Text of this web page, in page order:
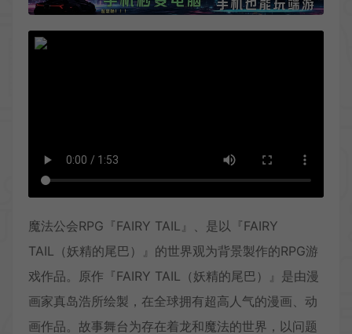
魔法公会RPG『FAIRY TAIL』、是以『FAIRY
TAIL（妖精的尾巴）』的世界观为背景製作的RPG游
戏作品。原作『FAIRY TAIL（妖精的尾巴）』是由漫
画家真岛浩所绘製，在全球拥有超高人气的漫画、动
画作品。故事舞台为存在着龙和魔法的世界，以问题